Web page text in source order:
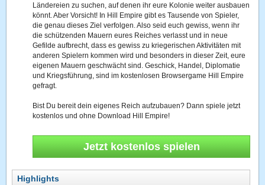
Ländereien zu suchen, auf denen ihr eure Kolonie weiter ausbauen
könnt. Aber Vorsicht! In Hill Empire gibt es Tausende von Spieler,
die genau dieses Ziel verfolgen. Also seid euch gewiss, wenn ihr
die schützenden Mauern eures Reiches verlasst und in neue
Gefilde aufbrecht, dass es gewiss zu kriegerischen Aktivitäten mit
anderen Spielern kommen wird und besonders in dieser Zeit, eure
eigenen Mauern geschwächt sind. Geschick, Handel, Diplomatie
und Kriegsführung, sind im kostenlosen Browsergame Hill Empire
gefragt.
Bist Du bereit dein eigenes Reich aufzubauen? Dann spiele jetzt
kostenlos und ohne Download Hill Empire!
Jetzt kostenlos spielen
Highlights